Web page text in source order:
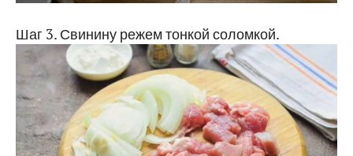
Шаг 3. Свинину режем тонкой соломкой.